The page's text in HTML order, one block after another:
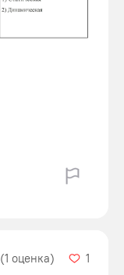
(1 оценка) 1